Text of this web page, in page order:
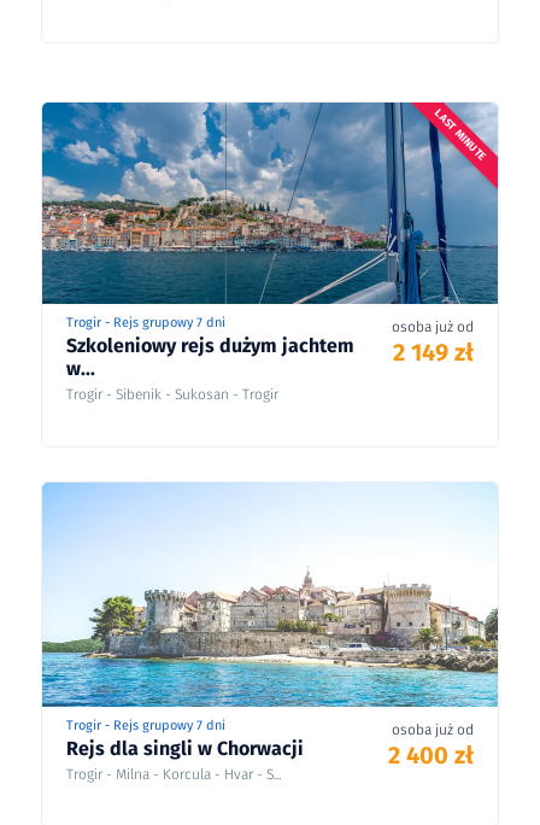
LAST MINUTE
Trogir - Rejs grupowy 7 dni
Szkoleniowy rejs dużym jachtem
w...
Trogir - Sibenik - Sukosan - Trogir
osoba już od
2 149 zł
Trogir - Rejs grupowy 7 dni
Rejs dla singli w Chorwacji
Trogir - Milna - Korcula - Hvar - S...
osoba już od
2 400 zł